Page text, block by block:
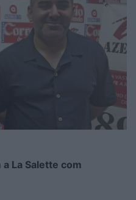
La Salette com